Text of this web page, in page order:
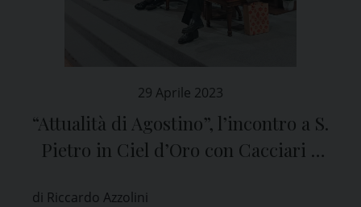
29 Aprile 2023
“Attualità di Agostino”, l’incontro a S.
Pietro in Ciel d’Oro con Cacciari e
di Riccardo Azzolini